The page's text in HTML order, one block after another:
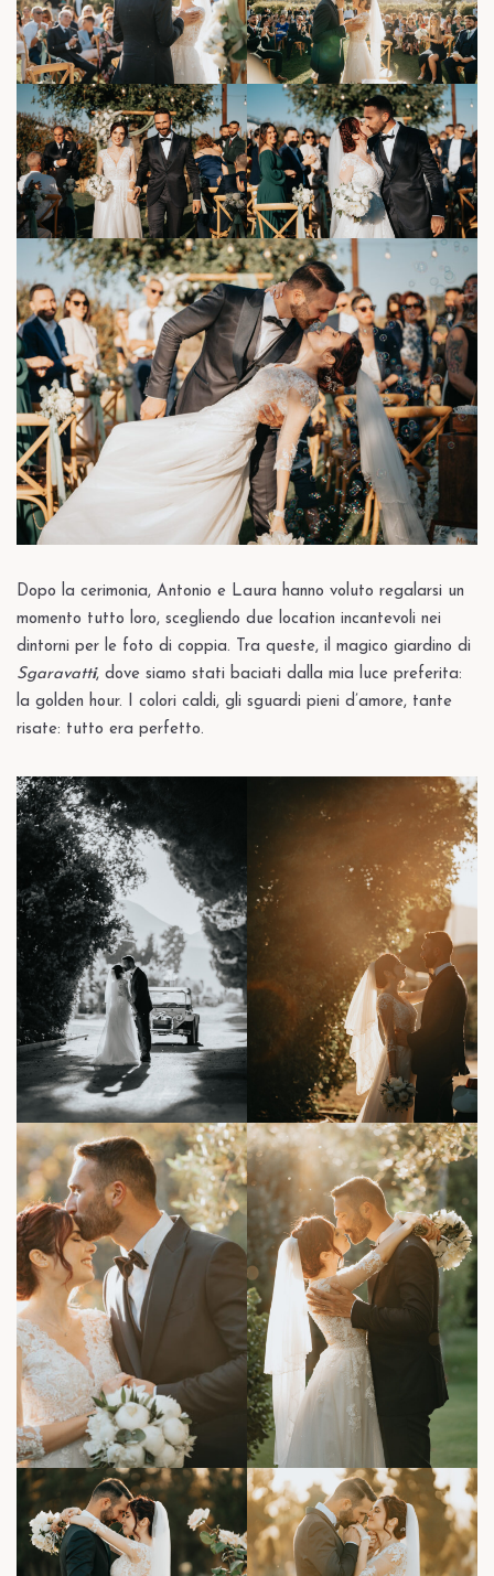
Dopo la cerimonia, Antonio e Laura hanno voluto regalarsi un
momento tutto loro, scegliendo due location incantevoli nei
dintorni per le foto di coppia. Tra queste, il magico giardino di
Sgaravatti, dove siamo stati baciati dalla mia luce preferita:
la golden hour. I colori caldi, gli sguardi pieni d’amore, tante
risate: tutto era perfetto.